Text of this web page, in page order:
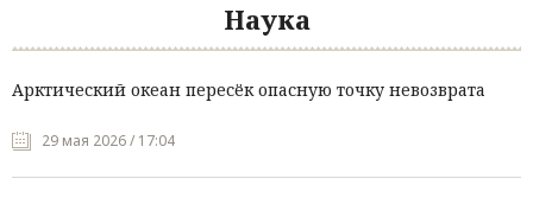
Наука
Арктический океан пересёк опасную точку невозврата
29 мая 2026 / 17:04